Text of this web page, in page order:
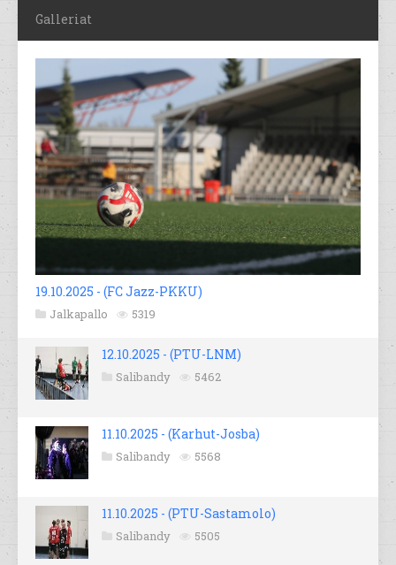
Galleriat
19.10.2025 - (FC Jazz-PKKU)
Jalkapallo 5319
12.10.2025 - (PTU-LNM)
Salibandy 5462
11.10.2025 - (Karhut-Josba)
Salibandy 5568
11.10.2025 - (PTU-Sastamolo)
Salibandy 5505